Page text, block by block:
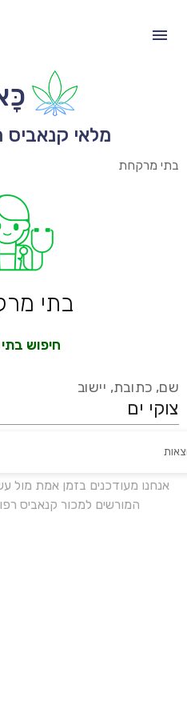
מלאי קנאביס
בתי מרקחת
בתי
חיפוש
שם, כתובת, יישוב
אנחנו מעודכנים בזמן אמת מול
המורשים למכור קנאביס